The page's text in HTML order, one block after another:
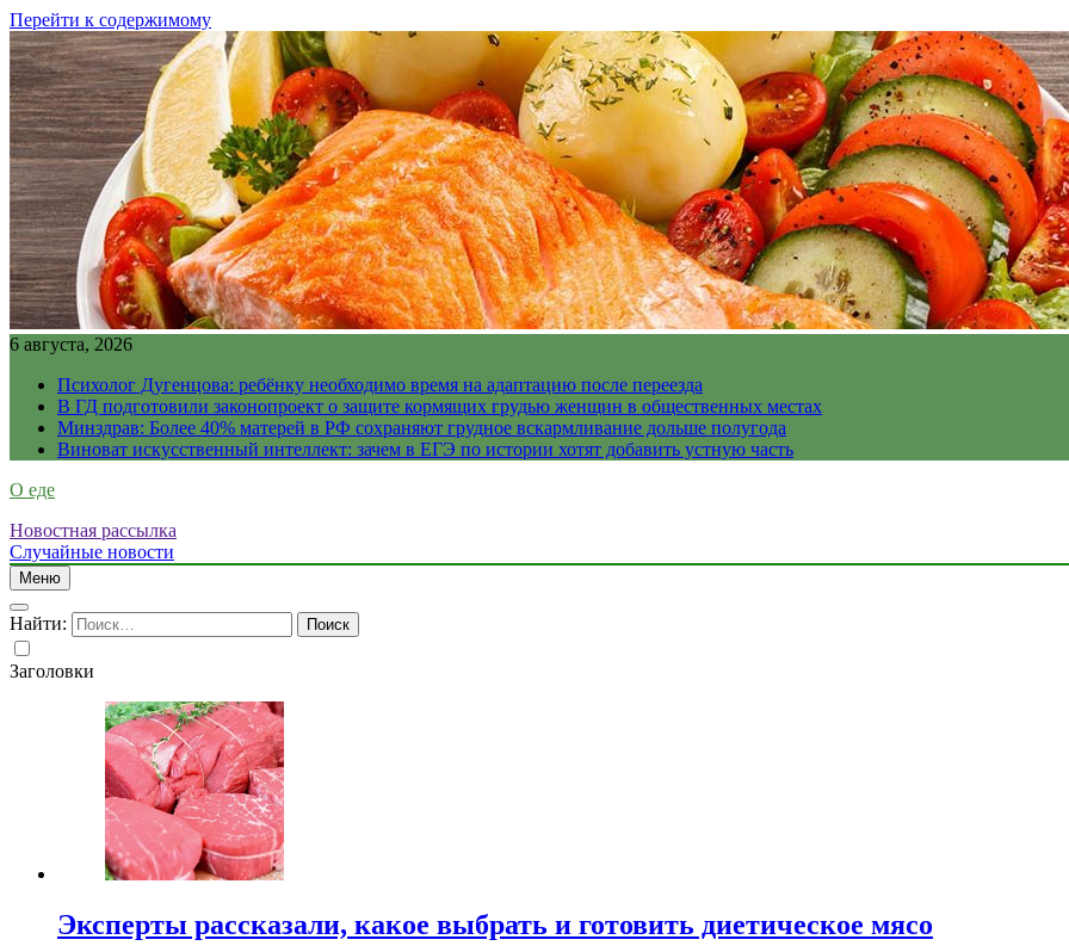
Перейти к содержимому
6 августа, 2026
Психолог Дугенцова: ребёнку необходимо время на адаптацию после переезда
В ГД подготовили законопроект о защите кормящих грудью женщин в общественных местах
Минздрав: Более 40% матерей в РФ сохраняют грудное вскармливание дольше полугода
Виноват искусственный интеллект: зачем в ЕГЭ по истории хотят добавить устную часть
О еде
Новостная рассылка
Случайные новости
Меню
Найти:
Заголовки
Эксперты рассказали, какое выбрать и готовить диетическое мясо